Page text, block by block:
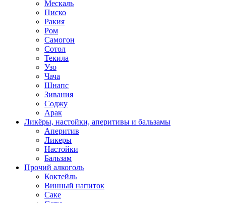
Мескаль
Писко
Ракия
Ром
Самогон
Сотол
Текила
Узо
Чача
Шнапс
Зивания
Соджу
Арак
Ликёры, настойки, аперитивы и бальзамы
Аперитив
Ликеры
Настойки
Бальзам
Прочий алкоголь
Коктейль
Винный напиток
Саке